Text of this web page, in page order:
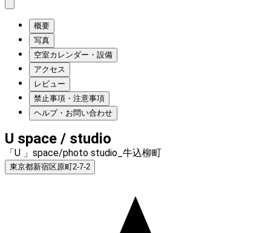
概要
写真
空室カレンダー・設備
アクセス
レビュー
禁止事項・注意事項
ヘルプ・お問い合わせ
U space / studio
「U 」space/photo studio_牛込柳町
東京都新宿区原町2-7-2